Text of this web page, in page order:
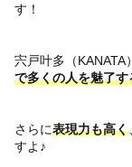
す！
宍戸叶多（KANATA
で多くの人を魅了す
さらに表現力も高く
すよ♪